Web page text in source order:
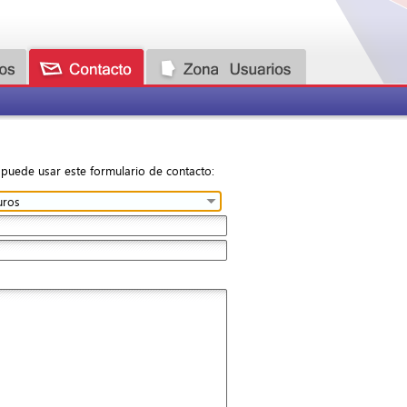
usar este formulario de contacto: